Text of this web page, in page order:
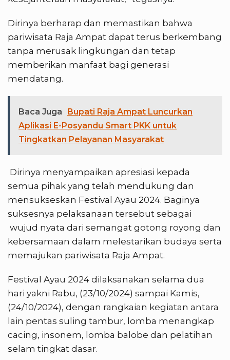
Dirinya berharap dan memastikan bahwa
pariwisata Raja Ampat dapat terus berkembang
tanpa merusak lingkungan dan tetap
memberikan manfaat bagi generasi
mendatang.
Baca Juga
Bupati Raja Ampat Luncurkan
Aplikasi E-Posyandu Smart PKK untuk
Tingkatkan Pelayanan Masyarakat
Dirinya menyampaikan apresiasi kepada
semua pihak yang telah mendukung dan
mensukseskan Festival Ayau 2024. Baginya
suksesnya pelaksanaan tersebut sebagai
wujud nyata dari semangat gotong royong dan
kebersamaan dalam melestarikan budaya serta
memajukan pariwisata Raja Ampat.
Festival Ayau 2024 dilaksanakan selama dua
hari yakni Rabu, (23/10/2024) sampai Kamis,
(24/10/2024), dengan rangkaian kegiatan antara
lain pentas suling tambur, lomba menangkap
cacing, insonem, lomba balobe dan pelatihan
selam tingkat dasar.